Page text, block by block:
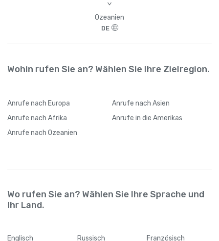
>
Ozeanien
DE
Wohin rufen Sie an? Wählen Sie Ihre Zielregion.
Anrufe nach Europa Anrufe nach Asien
Anrufe nach Afrika Anrufe in die Amerikas
Anrufe nach Ozeanien
Wo rufen Sie an? Wählen Sie Ihre Sprache und
Ihr Land.
Englisch Russisch Französisch